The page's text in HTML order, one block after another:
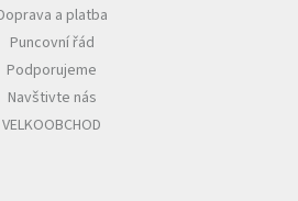
a platba
Puncovní řád
Podporujeme
Navštivte nás
VELKOOBCHOD